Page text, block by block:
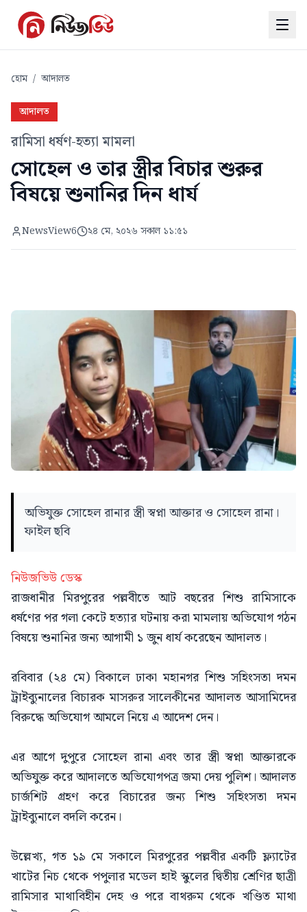
হোম / আদালত
আদালত
রামিসা ধর্ষণ-হত্যা মামলা
সোহেল ও তার স্ত্রীর বিচার শুরুর
বিষয়ে শুনানির দিন ধার্য
NewsView6 ২৪ মে, ২০২৬ সকাল ১১:৫১
অভিযুক্ত সোহেল রানার স্ত্রী স্বপ্না আক্তার ও সোহেল রানা।
ফাইল ছবি
নিউজভিউ ডেস্ক
রাজধানীর মিরপুরের পল্লবীতে আট বছরের শিশু রামিসাকে
ধর্ষণের পর গলা কেটে হত্যার ঘটনায় করা মামলায় অভিযোগ গঠন
বিষয়ে শুনানির জন্য আগামী ১ জুন ধার্য করেছেন আদালত।
রবিবার (২৪ মে) বিকালে ঢাকা মহানগর শিশু সহিংসতা দমন
ট্রাইব্যুনালের বিচারক মাসরুর সালেকীনের আদালত আসামিদের
বিরুদ্ধে অভিযোগ আমলে নিয়ে এ আদেশ দেন।
এর আগে দুপুরে সোহেল রানা এবং তার স্ত্রী স্বপ্না আক্তারকে
অভিযুক্ত করে আদালতে অভিযোগপত্র জমা দেয় পুলিশ। আদালত
চার্জশিট গ্রহণ করে বিচারের জন্য শিশু সহিংসতা দমন
ট্রাইব্যুনালে বদলি করেন।
উল্লেখ্য, গত ১৯ মে সকালে মিরপুরের পল্লবীর একটি ফ্ল্যাটের
খাটের নিচ থেকে পপুলার মডেল হাই স্কুলের দ্বিতীয় শ্রেণির ছাত্রী
রামিসার মাথাবিহীন দেহ ও পরে বাথরুম থেকে খণ্ডিত মাথা